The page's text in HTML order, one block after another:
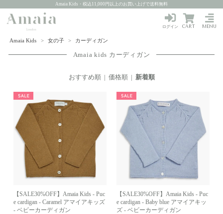
Amaia Kids・税込11,000円以上のお買い上げで送料無料
MENU
ログイン CART
Amaia Kids > 女の子 > カーディガン
Amaia kids カーディガン
おすすめ順| 価格順| 新着順
【SALE30%OFF】Amaia Kids - Puc
e cardigan - Caramel アマイアキッズ
- ベビーカーディガン
【SALE30%OFF】Amaia Kids - Puc
e cardigan - Baby blue アマイアキッ
ズ - ベビーカーディガン